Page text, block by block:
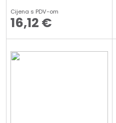
Cijena s PDV-om
16,12 €